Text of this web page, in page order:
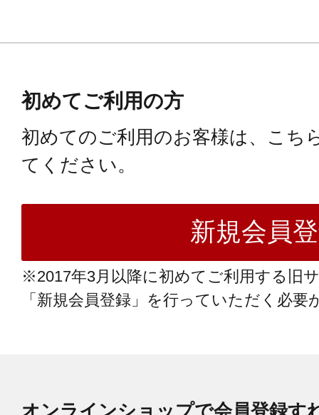
初めてご利用の方
初めてのご利用のお客様は、こち
てください。
※2017年3月以降に初めてご利用する旧
「新規会員登録」を行っていただく必要
オンラインショップで会員登録す